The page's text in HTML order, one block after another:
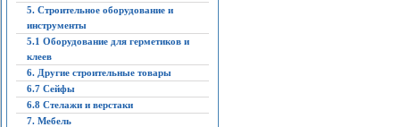
5. Строительное оборудование и
инструменты
5.1 Оборудование для герметиков и
клеев
6. Другие строительные товары
6.7 Сейфы
6.8 Стелажи и верстаки
7. Мебель